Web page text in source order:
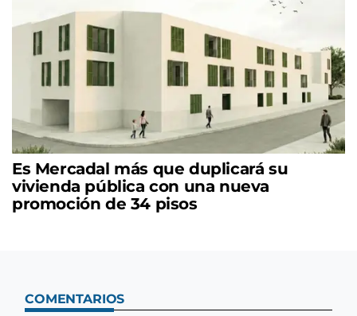
Es Mercadal más que duplicará su
vivienda pública con una nueva
promoción de 34 pisos
COMENTARIOS